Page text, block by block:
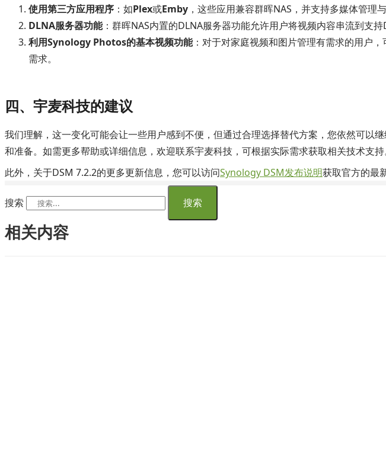
使用第三方应用程序 ：如Plex或Emby ，这些应用兼容群晖NAS，并支持多媒体管理
DLNA服务器功能：群晖NAS内置的DLNA服务器功能允许用户将视频内容串流到支
利用Synology Photos的基本视频功能：对于对家庭视频和图片管理有需求的用户
需求。
四、宇麦科技的建议
我们理解，这一变化可能会让一些用户感到不便，但通过合理选择替代方案，您依然可以
和准备。如需更多帮助或详细信息，欢迎联系宇麦科技，可根据实际需求获取相关技术支持
此外，关于DSM 7.2.2的更多更新信息，您可以访问Synology DSM发布说明获取官方的最
搜索 搜索
相关内容